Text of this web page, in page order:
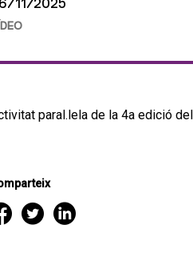
11/2025
paral.lela de la 4a edició del